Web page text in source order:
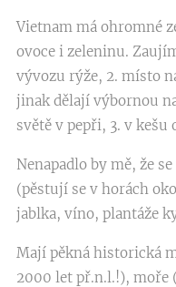
Vietnam má ohromné
ovoce i zeleninu.
vývozu rýže, 2. místo
jinak dělají výbornou
světě v pepři, 3. v
Nenapadlo by mě, že
(pěstují se v horách
jablka, víno, plantáže
Mají pěkná historická
2000 let př.n.l.!), moře